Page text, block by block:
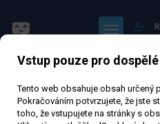
Vstup pouze pro dospělé
Tento web obsahuje obsah určený
Pokračováním potvrzujete, že jste
toho, že vstupujete na stránky s